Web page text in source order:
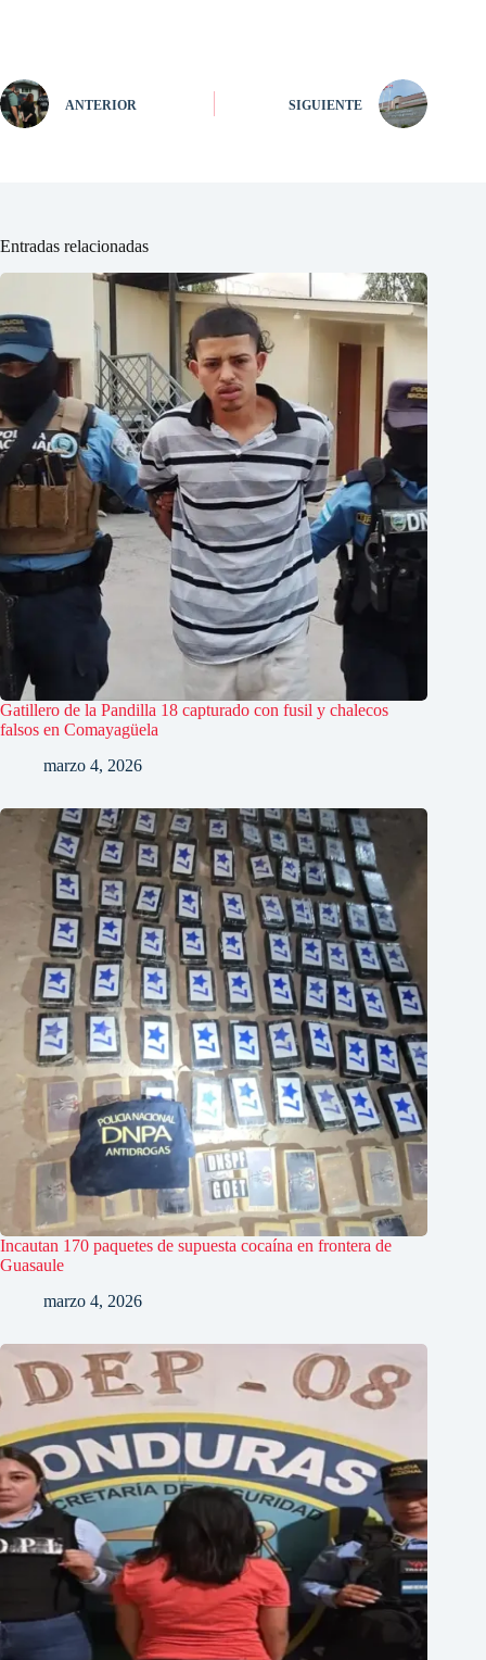
ANTERIOR SIGUIENTE
Entradas relacionadas
Gatillero de la Pandilla 18 capturado con fusil y chalecos
falsos en Comayagüela
marzo 4, 2026
Incautan 170 paquetes de supuesta cocaína en frontera de
Guasaule
marzo 4, 2026